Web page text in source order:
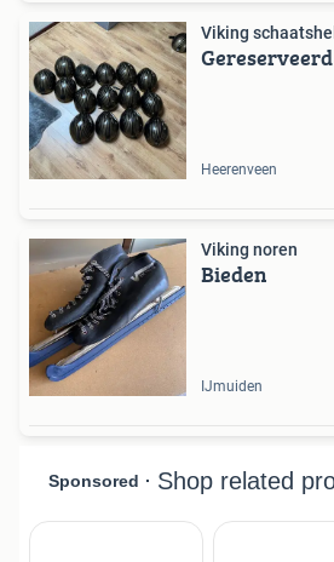
Viking
Gereserveerd
Heerenveen
Viking noren
Bieden
IJmuiden